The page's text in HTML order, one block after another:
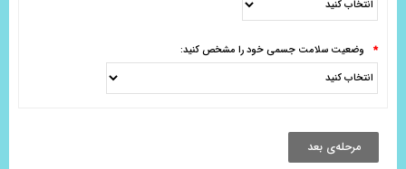
* وضعیت سلامت جسمی خود را مشخص کنید:
مرحله‌ی بعد